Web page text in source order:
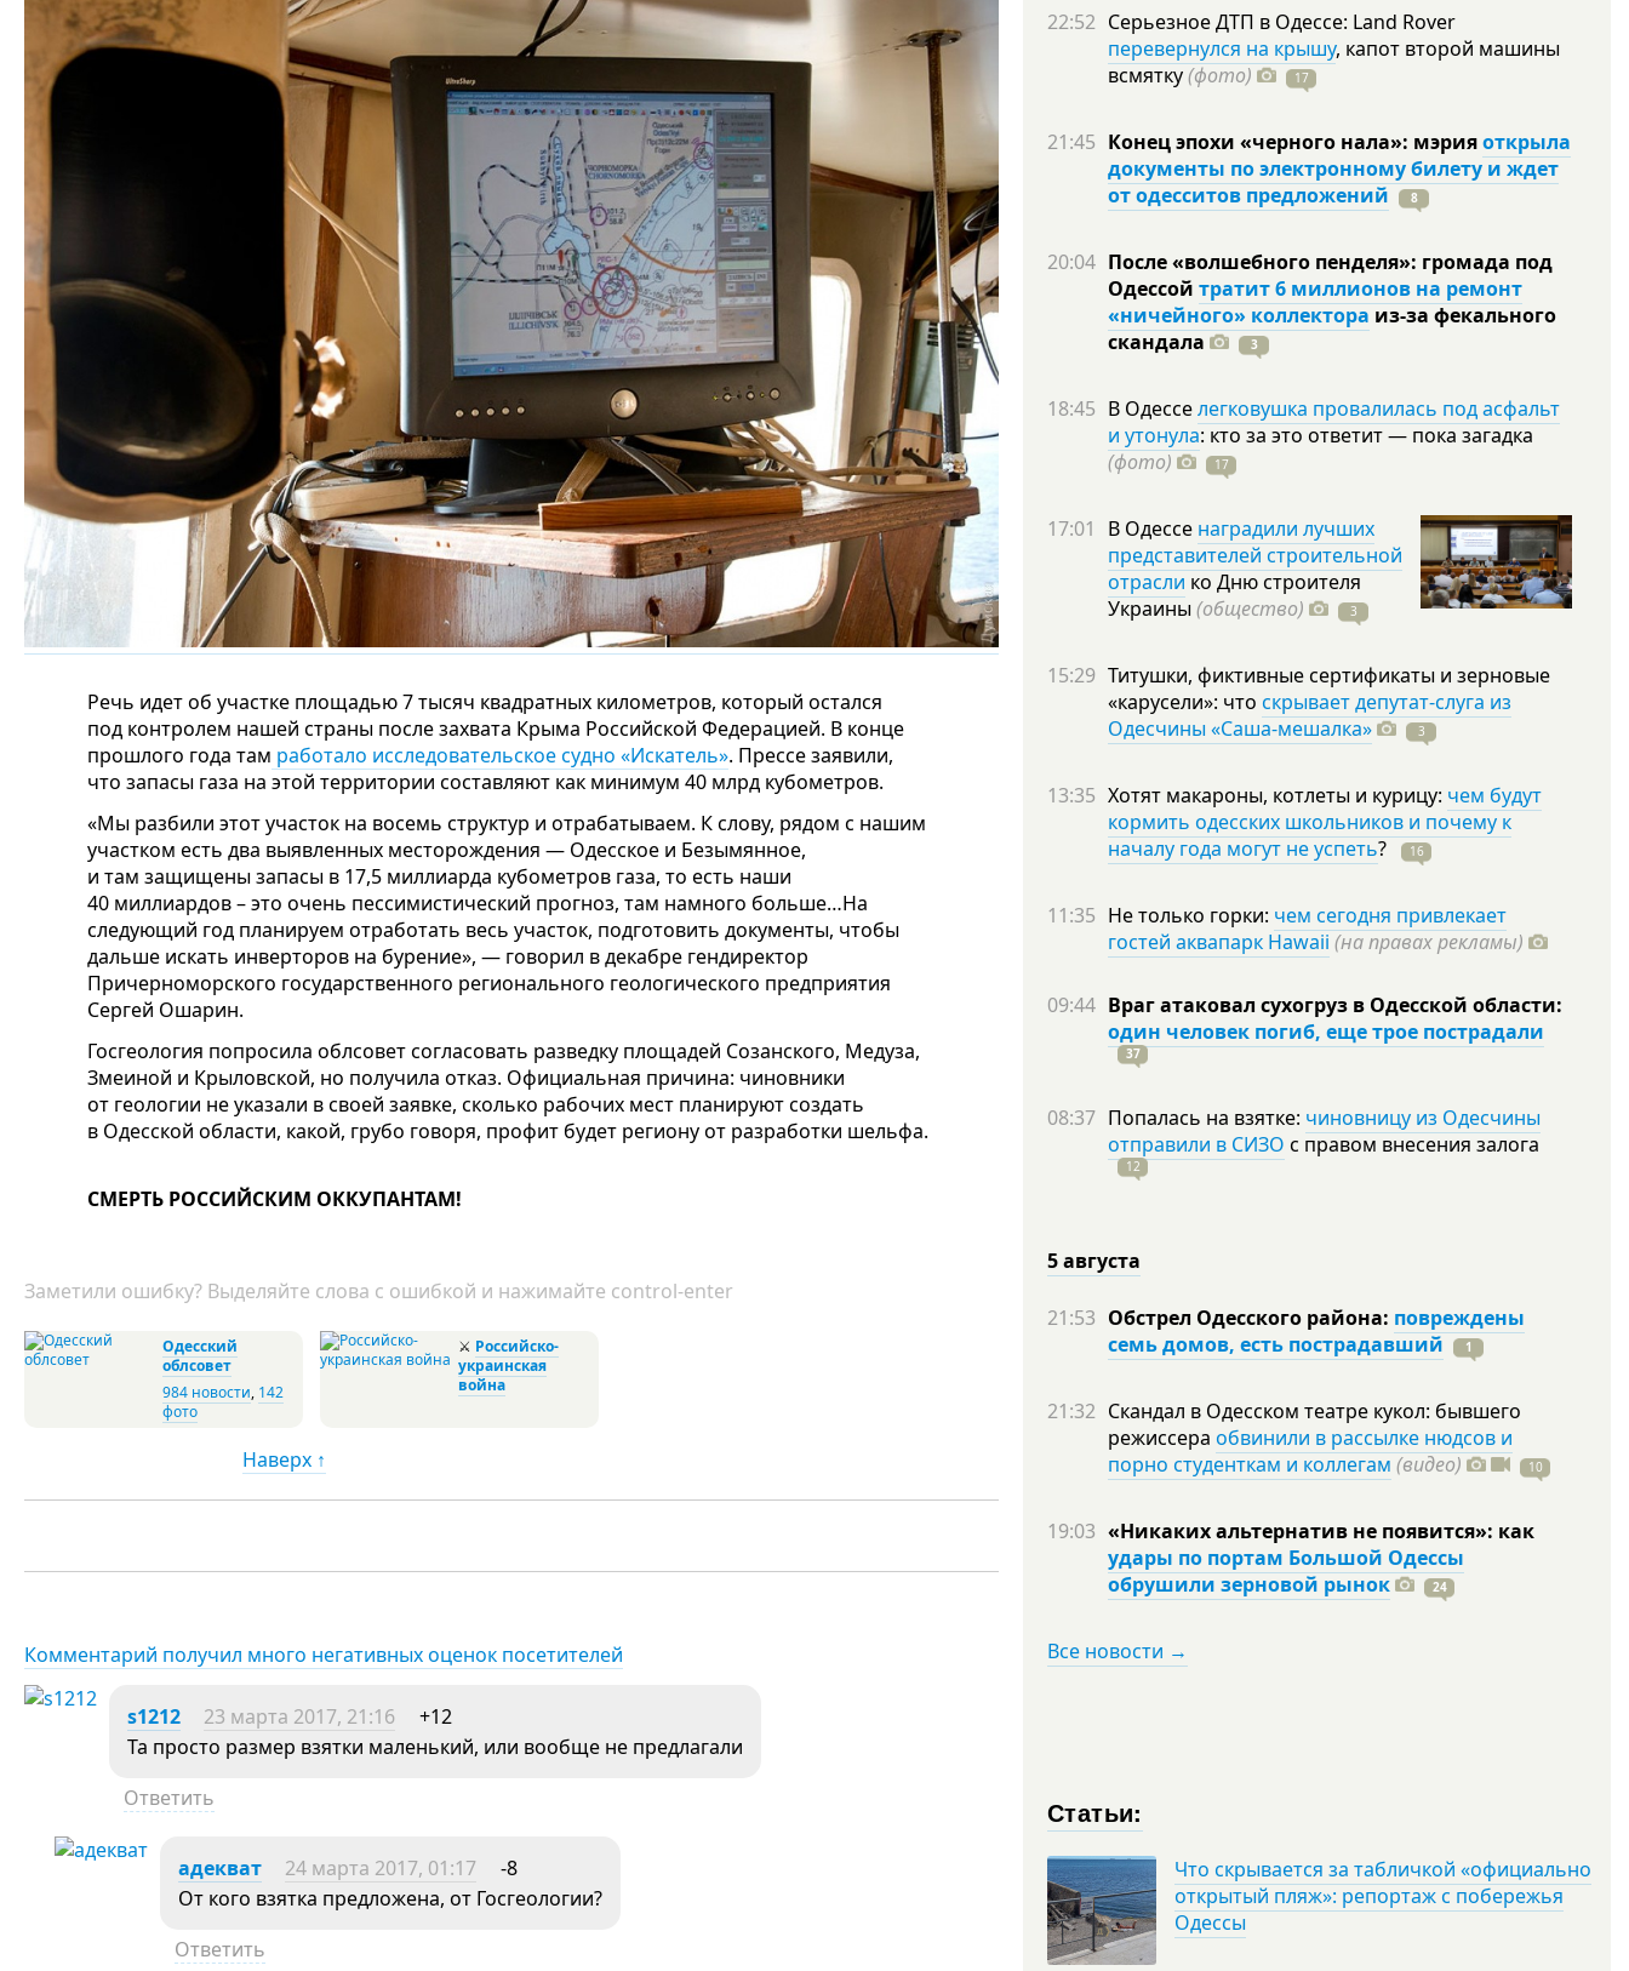
Речь идет об участке площадью 7 тысяч квадратных километров, который остался
под контролем нашей страны после захвата Крыма Российской Федерацией. В конце
прошлого года там работало исследовательское судно «Искатель». Прессе заявили,
что запасы газа на этой территории составляют как минимум 40 млрд кубометров.
«Мы разбили этот участок на восемь структур и отрабатываем. К слову, рядом с нашим
участком есть два выявленных месторождения — Одесское и Безымянное,
и там защищены запасы в 17,5 миллиарда кубометров газа, то есть наши
40 миллиардов – это очень пессимистический прогноз, там намного больше…На
следующий год планируем отработать весь участок, подготовить документы, чтобы
дальше искать инверторов на бурение», — говорил в декабре гендиректор
Причерноморского государственного регионального геологического предприятия
Сергей Ошарин.
Госгеология попросила облсовет согласовать разведку площадей Созанского, Медуза,
Змеиной и Крыловской, но получила отказ. Официальная причина: чиновники
от геологии не указали в своей заявке, сколько рабочих мест планируют создать
в Одесской области, какой, грубо говоря, профит будет региону от разработки шельфа.
СМЕРТЬ РОССИЙСКИМ ОККУПАНТАМ!
Заметили ошибку? Выделяйте слова с ошибкой и нажимайте control-enter
Одесский
облсовет
984 новости, 142
фото
⚔ Российско-
украинская
война
Наверх ↑
Комментарий получил много негативных оценок посетителей
s1212 23 марта 2017, 21:16
+12
Та просто размер взятки маленький, или вообще не предлагали
Ответить
адекват 24 марта 2017, 01:17
-8
От кого взятка предложена, от Госгеологии?
Ответить
22:52 Серьезное ДТП в Одессе: Land Rover
перевернулся на крышу, капот второй машины
всмятку(фото) 17
21:45 Конец эпохи «черного нала»: мэрияоткрыла
документы по электронному билету и ждет
от одесситов предложений
8
20:04 После «волшебного пенделя»: громада под
Одессой тратит 6 миллионов на ремонт
«ничейного» коллектора из-за фекального
скандала
3
18:45 В Одесселегковушка провалилась под асфальт
и утонула: кто за это ответит — пока загадка
(фото)
17
17:01 В Одессе наградили лучших
представителей строительной
отрасли ко Дню строителя
Украины (общество) 3
15:29 Титушки, фиктивные сертификаты и зерновые
«карусели»: что скрывает депутат-слуга из
Одесчины «Саша-мешалка»
3
13:35 Хотят макароны, котлеты и курицу: чем будут
кормить одесских школьников и почему к
началу года могут не успеть? 16
11:35 Не только горки: чем сегодня привлекает
гостей аквапарк Hawaii (на правах рекламы)
09:44 Враг атаковал сухогруз в Одесской области:
один человек погиб, еще трое пострадали
37
08:37 Попалась на взятке: чиновницу из Одесчины
отправили в СИЗО с правом внесения залога
12
5 августа
21:53 Обстрел Одесского района: повреждены
семь домов, есть пострадавший
1
21:32 Скандал в Одесском театре кукол: бывшего
режиссера обвинили в рассылке нюдсов и
порно студенткам и коллегам (видео) 10
19:03 «Никаких альтернатив не появится»: как
удары по портам Большой Одессы
обрушили зерновой рынок
24
Все новости →
Статьи:
Что скрывается за табличкой «официально
открытый пляж»: репортаж с побережья
Одессы